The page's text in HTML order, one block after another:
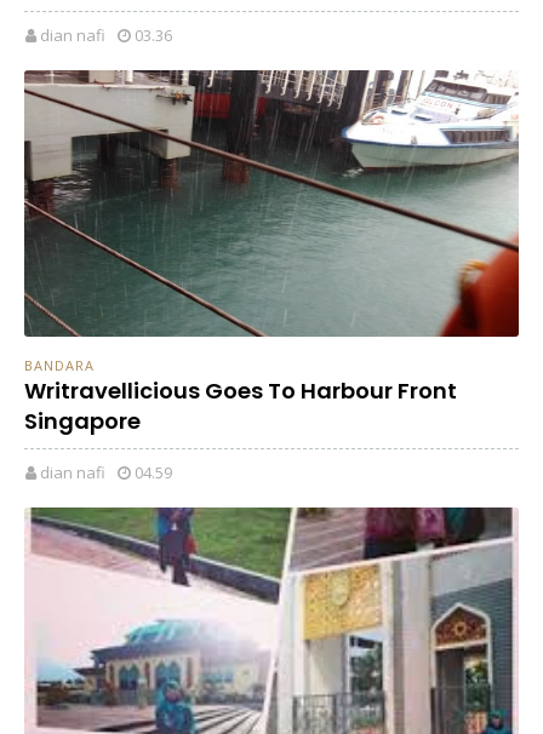
dian nafi 03.36
BANDARA
Writravellicious Goes To Harbour Front
Singapore
dian nafi 04.59